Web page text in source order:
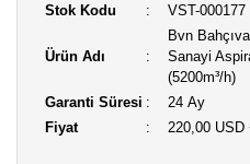
Stok Kodu
VST-000177
Ürün Adı
Bvn
Sanayi
(5200m³/h)
Garanti Süresi
24 Ay
Fiyat
220,00 USD